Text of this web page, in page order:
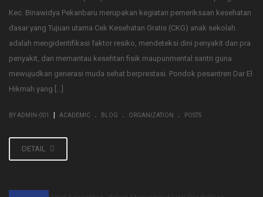
Kec. Binawidya Pekanbaru merupakan kegiatan pemeriksaan kesehatan
dasar yang Tujuan utama Cek Kesehatan Gratis (CKG) anak sekolah
adalah mengidentifikasi faktor resiko, mendeteksi dini penyakit dan pra
penyakit, dan memantau kesehtan fisik maupunmental santri guna
mewujudkan generasi muda sehat berprestasi. Pondok pesantren Dar El
Hikmah yang […]
BY ADMIN-001 | ACADEMIC . BLOG . ORGANIZATION . POSTS
DETAIL